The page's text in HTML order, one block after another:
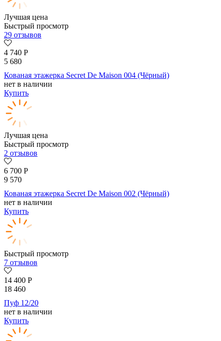
Лучшая цена
Быстрый просмотр
29 отзывов
4 740 Р
5 680
Кованая этажерка Secret De Maison 004 (Чёрный)
нет в наличии
Купить
Лучшая цена
Быстрый просмотр
2 отзывов
6 700 Р
9 570
Кованая этажерка Secret De Maison 002 (Чёрный)
нет в наличии
Купить
Быстрый просмотр
7 отзывов
14 400 Р
18 460
Пуф 12/20
нет в наличии
Купить